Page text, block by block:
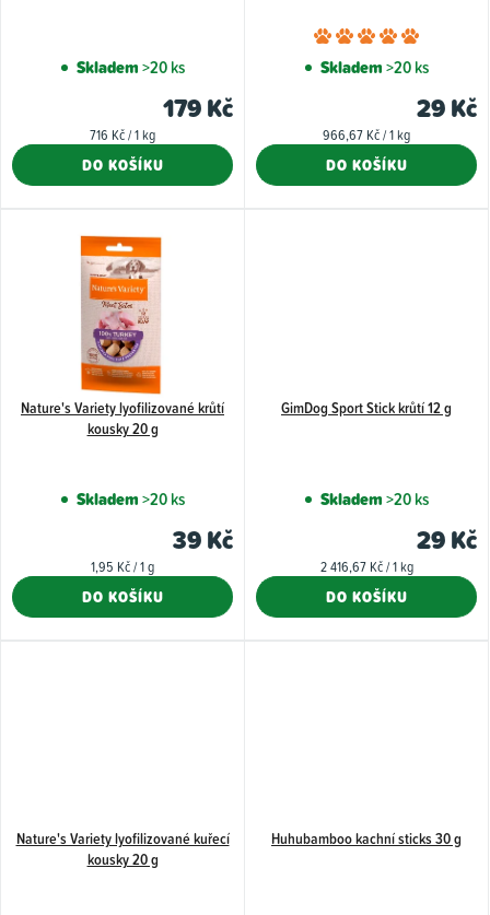
t
ů
Skladem>20 ks
179 Kč
Měrná
716 Kč / 1 kg
DO KOŠÍKU
je
5,0
Skladem>20 ks
29 Kč
Měrná
966,67 Kč / 1 kg
DO KOŠÍKU
Nature's Variety lyofilizované krůtí
kousky 20 g
Skladem>20 ks
39 Kč
Měrná
1,95 Kč / 1 g
DO KOŠÍKU
GimDog Sport Stick krůtí 12 g
Skladem>20 ks
29 Kč
Měrná
2 416,67 Kč / 1 kg
DO KOŠÍKU
Nature's Variety lyofilizované kuřecí
kousky 20 g
Huhubamboo kachní sticks 30 g